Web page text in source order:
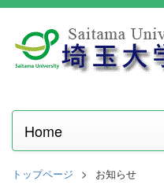
Home
トップページ お知らせ